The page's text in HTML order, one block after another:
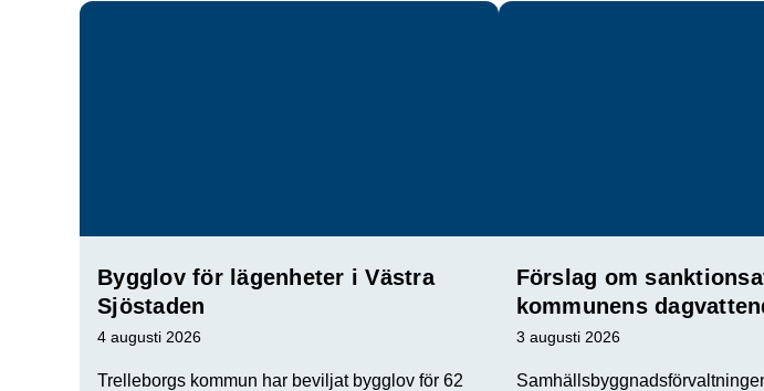
Bygglov för lägenheter i Västra
Sjöstaden
4 augusti 2026
Trelleborgs kommun har beviljat bygglov för 62
Förslag om
kommunens
3 augusti 2026